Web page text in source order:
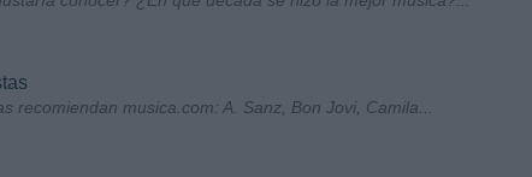
recomiendan musica.com: A. Sanz, Bon Jovi, Camila...